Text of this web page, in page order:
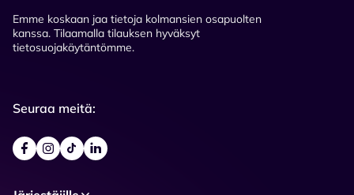
Emme koskaan jaa tietoja kolmansien osapuolten
kanssa. Tilaamalla tilauksen hyväksyt
tietosuojakäytäntömme.
Seuraa meitä: